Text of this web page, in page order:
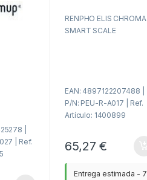
|
| Ref.
u
e
r
RENPHO ELIS CHROMA
SMART SCALE
EAN: 4897122207488 |
P/N: PEU-R-A017 | Ref.
Artículo: 1400899
65,27€
Entrega estimada - 7